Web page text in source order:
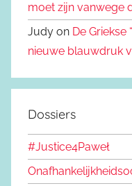
moet zijn vanwege
Judy on De Griekse
nieuwe blauwdruk
Dossiers
#Justice4Paweł